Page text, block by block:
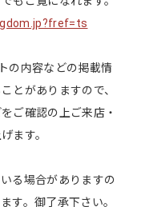
の内容などの掲載情
とがありますので、
ご確認の上ご来店・
ます。
る場合がありますの
す。御了承下さい。